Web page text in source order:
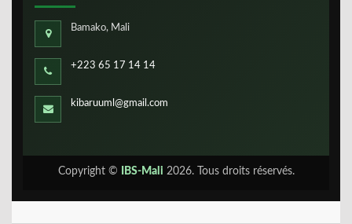
Bamako, Mali
+223 65 17 14 14
kibaruuml@gmail.com
Copyright © IBS-Mali 2026. Tous droits réservés.